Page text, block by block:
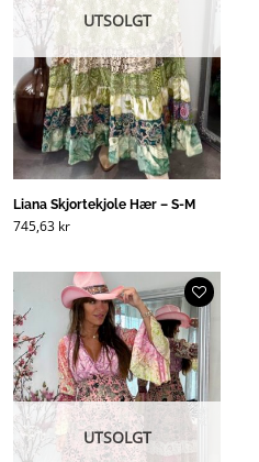
UTSOLGT
Liana Skjortekjole Hær – S-M
745,63 kr
UTSOLGT